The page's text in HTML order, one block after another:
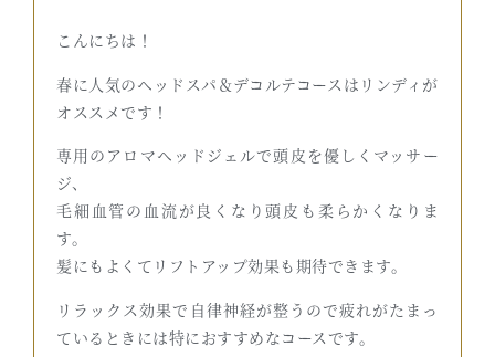
こんにちは！
春に人気のヘッドスパ＆デコルテコースはリンディが
オススメです！
専用のアロマヘッドジェルで頭皮を優しくマッサー
ジ、
毛細血管の血流が良くなり頭皮も柔らかくなりま
す。
髪にもよくてリフトアップ効果も期待できます。
リラックス効果で自律神経が整うので疲れがたまっ
ているときには特におすすめなコースです。